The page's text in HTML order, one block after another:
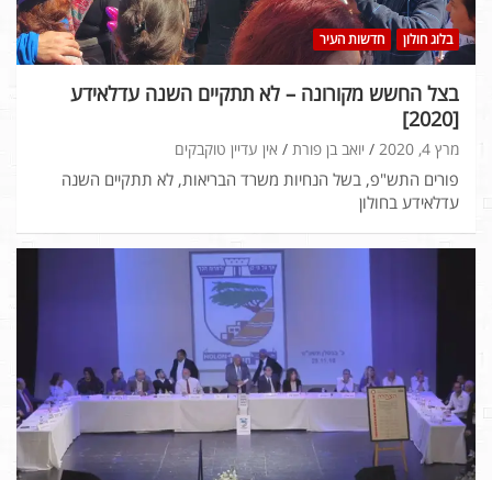
בלוג חולון חדשות העיר
בצל החשש מקורונה – לא תתקיים השנה עדלאידע
[2020]
מרץ 4, 2020 יואב בן פורת אין עדיין טוקבקים
פורים התש"פ, בשל הנחיות משרד הבריאות, לא תתקיים השנה
עדלאידע בחולון